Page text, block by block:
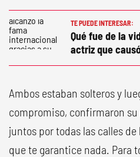
TE PUEDE INTERESAR:
Qué fue de la
actriz que
Ambos estaban solteros y
compromiso, confirmaron
juntos por todas las calles
que te garantice nada. Para